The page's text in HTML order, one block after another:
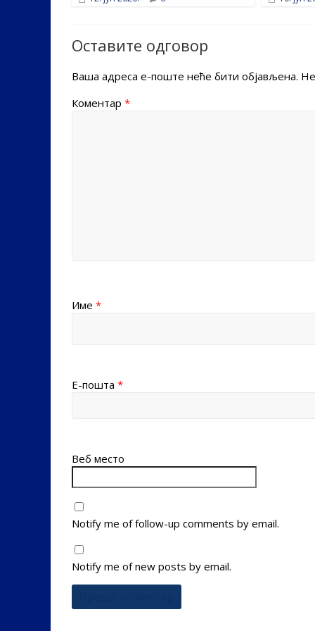
Оставите одговор
Ваша адреса е-поште неће бити објављена.
Коментар *
Име *
Е-пошта *
Веб место
Notify me of follow-up comments by email.
Notify me of new posts by email.